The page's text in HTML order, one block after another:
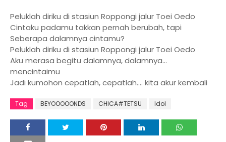
Peluklah diriku di stasiun Roppongi jalur Toei Oedo
Cintaku padamu takkan pernah berubah, tapi
Seberapa dalamnya cintamu?
Peluklah diriku di stasiun Roppongi jalur Toei Oedo
Aku merasa begitu dalamnya, dalamnya...
mencintaimu
Jadi kumohon cepatlah, cepatlah.... kita akur kembali
Tag BEYOOOOONDS CHICA#TETSU Idol